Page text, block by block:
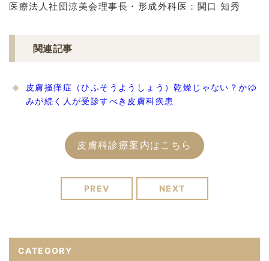
医療法人社団涼美会理事長・形成外科医：関口 知秀
関連記事
皮膚掻痒症（ひふそうようしょう）乾燥じゃない？かゆ
みが続く人が受診すべき皮膚科疾患
皮膚科診療案内はこちら
PREV NEXT
CATEGORY